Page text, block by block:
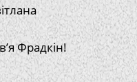
Фрадкін!